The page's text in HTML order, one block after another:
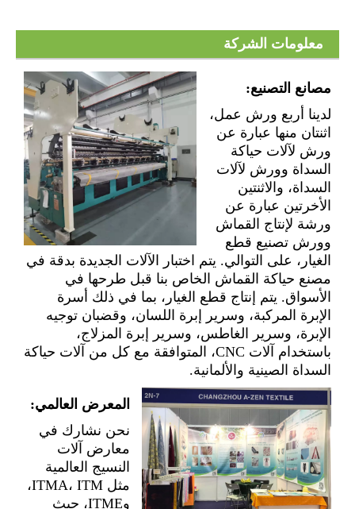
معلومات الشركة
مصانع التصنيع:
لدينا أربع ورش عمل،
اثنتان منها عبارة عن
ورش لآلات حياكة
السداة وورش لآلات
السداة، والاثنتين
الأخرتين عبارة عن
ورشة لإنتاج القماش
وورش تصنيع قطع
الغيار، على التوالي. يتم اختبار الآلات الجديدة بدقة في
مصنع حياكة القماش الخاص بنا قبل طرحها في
الأسواق. يتم إنتاج قطع الغيار، بما في ذلك أسرة
الإبرة المركبة، وسرير إبرة اللسان، وقضبان توجيه
الإبرة، وسرير الغاطس، وسرير إبرة المزلاج،
باستخدام آلات CNC، المتوافقة مع كل من آلات حياكة
السداة الصينية والألمانية.
المعرض العالمي:
نحن نشارك في
معارض آلات
النسيج العالمية
مثل ITMA، ITM،
وITME، حيث